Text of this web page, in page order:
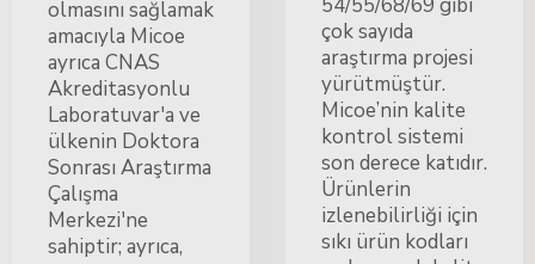
olmasını sağlamak
amacıyla Micoe
ayrıca CNAS
Akreditasyonlu
Laboratuvar'a ve
ülkenin Doktora
Sonrası Araştırma
Çalışma
Merkezi'ne
sahiptir; ayrıca,
çok sayıda
araştırma projesi
yürütmüştür.
Micoe’nin kalite
kontrol sistemi
son derece katıdır.
Ürünlerin
izlenebilirliği için
sıkı ürün kodları